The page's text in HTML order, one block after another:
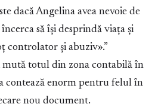
dacă Angelina avea nevoie de
să își desprindă viața și
controlator și abuziv».”
mută totul din zona contabilă în
contează enorm pentru felul în
nou document.